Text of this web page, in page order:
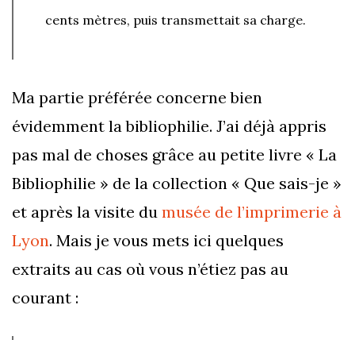
cents mètres, puis transmettait sa charge.
Ma partie préférée concerne bien
évidemment la bibliophilie. J’ai déjà appris
pas mal de choses grâce au petite livre « La
Bibliophilie » de la collection « Que sais-je »
et après la visite du musée de l’imprimerie à
Lyon. Mais je vous mets ici quelques
extraits au cas où vous n’étiez pas au
courant :